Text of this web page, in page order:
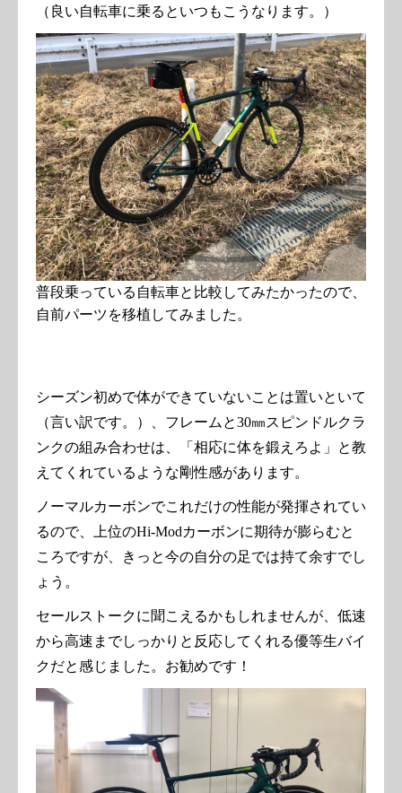
（良い自転車に乗るといつもこうなります。）
普段乗っている自転車と比較してみたかったので、
自前パーツを移植してみました。
シーズン初めで体ができていないことは置いといて
（言い訳です。）、フレームと30㎜スピンドルクラ
ンクの組み合わせは、「相応に体を鍛えろよ」と教
えてくれているような剛性感があります。
ノーマルカーボンでこれだけの性能が発揮されてい
るので、上位のHi‐Modカーボンに期待が膨らむと
ころですが、きっと今の自分の足では持て余すでし
ょう。
セールストークに聞こえるかもしれませんが、低速
から高速までしっかりと反応してくれる優等生バイ
クだと感じました。お勧めです！